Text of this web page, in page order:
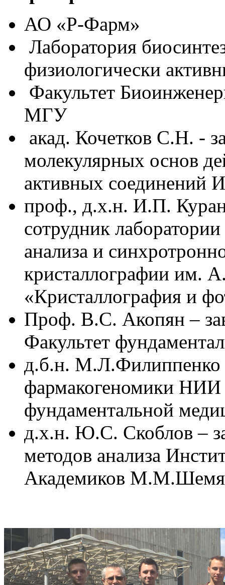
АО «Р-Фарм»
Лаборатория
физиологически
Факультет
МГУ
акад. Кочетков С.Н. -
молекулярных основ
активных
проф., д.х.н. И.П.
сотрудник
анализа и
кристаллографии
«Кристаллография и
Проф. В.С. Акопян –
Факультет
д.б.н. М.Л.Филиппенко
фармакогеномики
фундаментальной
д.х.н. Ю.С. Скоблов –
методов анализа
Академиков